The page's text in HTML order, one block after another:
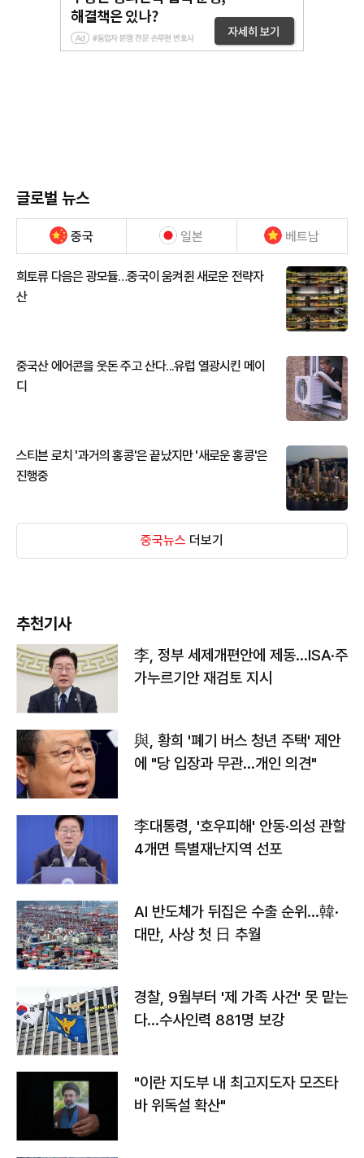
글로벌 뉴스
중국 일본 베트남
희토류 다음은 광모듈…중국이 움켜쥔 새로운 전략자
산
중국산 에어콘을 웃돈 주고 산다...유럽 열광시킨 메이
디
스티븐 로치 '과거의 홍콩'은 끝났지만 '새로운 홍콩'은
진행중
중국뉴스 더보기
추천기사
李, 정부 세제개편안에 제동…ISA·주
가누르기안 재검토 지시
與, 황희 '폐기 버스 청년 주택' 제안
에 "당 입장과 무관…개인 의견"
李대통령, '호우피해' 안동·의성 관할
4개면 특별재난지역 선포
AI 반도체가 뒤집은 수출 순위…韓·
대만, 사상 첫 日 추월
경찰, 9월부터 '제 가족 사건' 못 맡는
다…수사인력 881명 보강
"이란 지도부 내 최고지도자 모즈타
바 위독설 확산"